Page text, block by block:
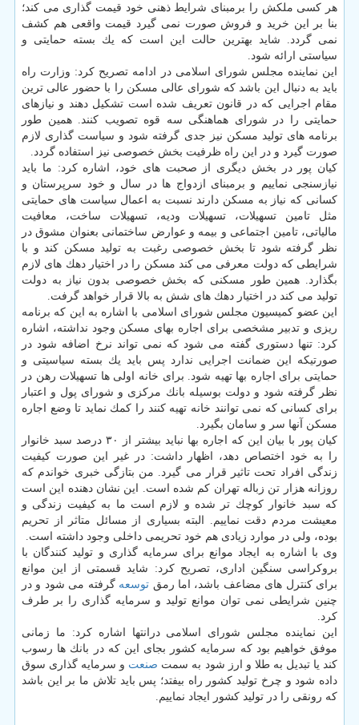
هر كسی ملكش را برمبنای شرایط ذهنی خود قیمت گذاری می كند؛
بنا بر این خرید و فروش صورت نمی گیرد قیمت واقعی هم كشف
نمی گردد. شاید بهترین حالت این است كه یك بسته حمایتی و
سیاستی ارائه شود.
این نماینده مجلس شورای اسلامی در ادامه تصریح كرد: وزارت راه
باید به دنبال این باشد كه شورای عالی مسكن را با حضور عالی ترین
مقام اجرایی كه در قانون تعریف شده است تشكیل دهند و نیازهای
حمایتی را در شورای هماهنگی سه قوه تصویب كنند. همین طور
برنامه های تولید مسكن نیز جدی گرفته شود و سیاست گذاری لازم
صورت گیرد و در این راه ظرفیت بخش خصوصی نیز استفاده گردد.
كیان پور در بخش دیگری از صحبت های خود، اشاره كرد: ما باید
نیازسنجی نماییم و برمبنای ازدواج ها در سال و خود سرپرستان و
كسانی كه نیاز به مسكن دارند نسبت به اعمال سیاست های حمایتی
مثل تامین تسهیلات، تسهیلات ودیه، تسهیلات ساخت، معافیت
مالیاتی، تامین اجتماعی و بیمه و عوارض ساختمانی بعنوان مشوق در
نظر گرفته شود تا بخش خصوصی رغبت به تولید مسكن كند و با
شرایطی كه دولت معرفی می كند مسكن را در اختیار دهك های لازم
بگذارد. همین طور مسكنی كه بخش خصوصی بدون نیاز به دولت
تولید می كند در اختیار دهك های شش به بالا قرار خواهد گرفت.
این عضو كمیسیون مجلس شورای اسلامی با اشاره به این كه برنامه
ریزی و تدبیر مشخصی برای اجاره بهای مسكن وجود نداشته، اشاره
كرد: تنها دستوری گفته می شود كه نمی تواند نرخ اضافه شود در
صورتیكه این ضمانت اجرایی ندارد پس باید یك بسته سیاسیتی و
حمایتی برای اجاره بها تهیه شود. برای خانه اولی ها تسهیلات رهن در
نظر گرفته شود و دولت بوسیله بانك مركزی و شورای پول و اعتبار
برای كسانی كه نمی توانند خانه تهیه كنند را كمك نماید تا وضع اجاره
مسكن آنها سر و سامان بگیرد.
كیان پور با بیان این كه اجاره بها نباید بیشتر از ۳۰ درصد سبد خانوار
را به خود اختصاص دهد، اظهار داشت: در غیر این صورت كیفیت
زندگی افراد تحت تاثیر قرار می گیرد. من بتازگی خبری خواندم كه
روزانه هزار تن زباله تهران كم شده است. این نشان دهنده این است
كه سبد خانوار كوچك تر شده و لازم است ما به كیفیت زندگی و
معیشت مردم دقت نماییم. البته بسیاری از مسائل متاثر از تحریم
بوده، ولی در موارد زیادی هم خود تحریمی داخلی وجود داشته است.
وی با اشاره به ایجاد موانع برای سرمایه گذاری و تولید كنندگان با
بروكراسی سنگین اداری، تصریح كرد: شاید قسمتی از این موانع
برای كنترل های مضاعف باشد، اما رمق توسعه گرفته می شود و در
چنین شرایطی نمی توان موانع تولید و سرمایه گذاری را بر طرف
كرد.
این نماینده مجلس شورای اسلامی درانتها اشاره كرد: ما زمانی
موفق خواهیم بود كه سرمایه كشور بجای این كه در بانك ها رسوب
كند یا تبدیل به طلا و ارز شود به سمت صنعت و سرمایه گذاری سوق
داده شود و چرخ تولید كشور راه بیفتد؛ پس باید تلاش ما بر این باشد
كه رونقی را در تولید كشور ایجاد نماییم.